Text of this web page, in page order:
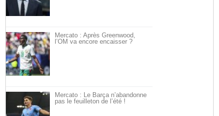
Mercato : Après Greenwood,
l’OM va encore encaisser ?
Mercato : Le Barça n’abandonne
pas le feuilleton de l’été !